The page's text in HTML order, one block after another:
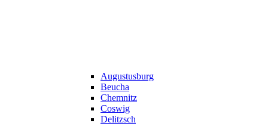
Augustusburg
Beucha
Chemnitz
Coswig
Delitzsch